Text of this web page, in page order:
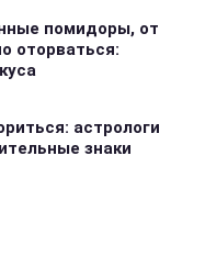
помидоры, от
оторваться:
астрологи
знаки